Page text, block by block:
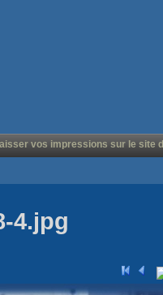
vos impressions sur le site
4.jpg